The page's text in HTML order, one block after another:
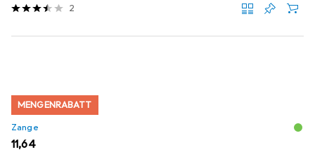
2
MENGENRABATT
Zange
EUR
11,64